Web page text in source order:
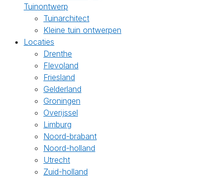
Tuinontwerp
Tuinarchitect
Kleine tuin ontwerpen
Locaties
Drenthe
Flevoland
Friesland
Gelderland
Groningen
Overijssel
Limburg
Noord-brabant
Noord-holland
Utrecht
Zuid-holland